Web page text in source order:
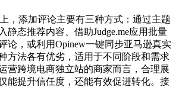
，添加评论主要有三种方式：通过主题
静态推荐内容、借助Judge.me应用批量
论，或利用Opinew一键同步亚马逊真实
方法各有优劣，适用于不同阶段和需求
营跨境电商独立站的商家而言，合理展
能提升信任度，还能有效促进转化。接